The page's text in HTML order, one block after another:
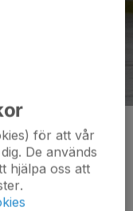
för att vår
De används
hjälpa oss att